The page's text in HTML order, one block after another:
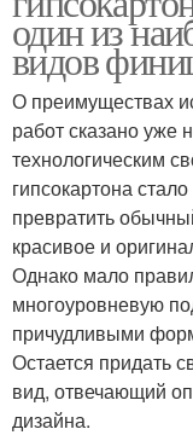
один из
видов
О преимуществах
работ сказано уже
технологическим
гипсокартона
превратить
красивое и
Однако мало
многоуровневую
причудливыми
Остается придать
вид, отвечающий
дизайна.